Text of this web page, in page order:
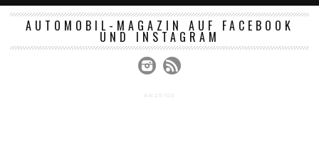
AUTOMOBIL-MAGAZIN AUF FACEBOOK
UND INSTAGRAM
ANZEIGE